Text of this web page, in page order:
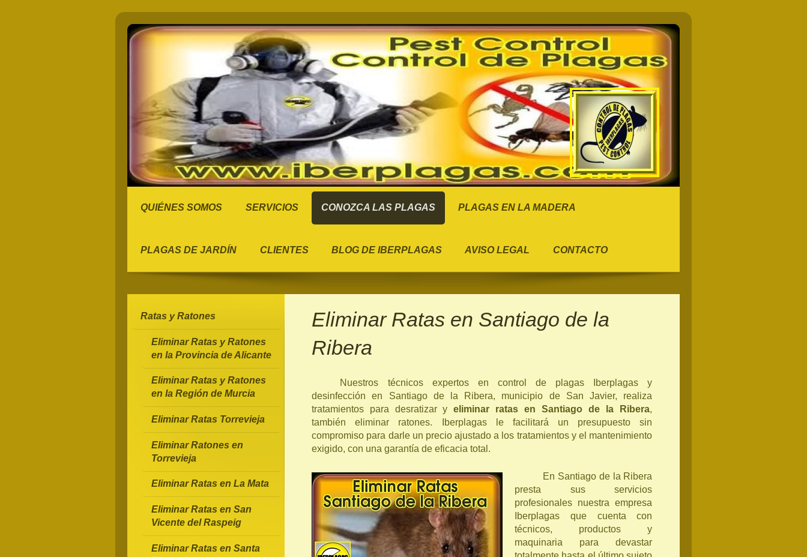
QUIÉNES SOMOS SERVICIOS CONOZCA LAS PLAGAS PLAGAS EN LA MADERA
PLAGAS DE JARDÍN CLIENTES BLOG DE IBERPLAGAS AVISO LEGAL CONTACTO
Eliminar Ratas en Santiago de la
Ribera
Nuestros técnicos expertos en control de plagas Iberplagas y
desinfección en Santiago de la Ribera, municipio de San Javier, realiza
tratamientos para desratizar yeliminar ratas en Santiago de la Ribera,
también eliminar ratones. Iberplagas le facilitará un presupuesto sin
compromiso para darle un precio ajustado a los tratamientos y el mantenimiento
exigido, con una garantía de eficacia total.
En Santiago de la Ribera
presta sus servicios
profesionales nuestra empresa
Iberplagas que cuenta con
técnicos, productos y
maquinaria para devastar
Ratas y Ratones
Eliminar Ratas y Ratones
en la Provincia de Alicante
Eliminar Ratas y Ratones
en la Región de Murcia
Eliminar Ratas Torrevieja
Eliminar Ratones en
Torrevieja
Eliminar Ratas en La Mata
Eliminar Ratas en San
Vicente del Raspeig
Eliminar Ratas en Santa